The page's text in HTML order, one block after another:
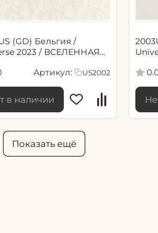
(GD) Бельгия /
2023 / ВСЕЛЕННАЯ
Артикул: US2002
в наличии
Показать ещё